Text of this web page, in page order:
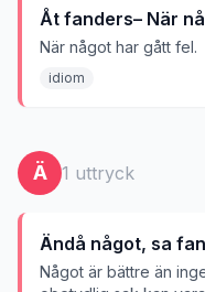
Åt fanders– När
När något har gått fel.
idiom
Ä 1 uttryck
Ändå något, sa
Något är bättre än